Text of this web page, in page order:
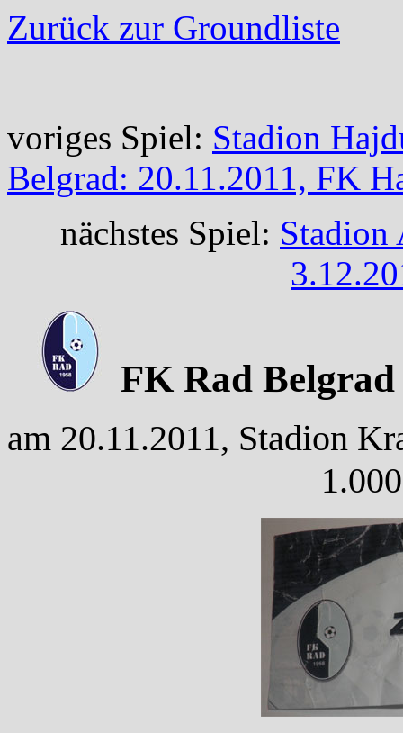
Zurück zur Groundliste
voriges Spiel: Stadion
Belgrad: 20.11.2011, FK
nächstes Spiel: Stadion
FK Rad
am 20.11.2011, Stadion